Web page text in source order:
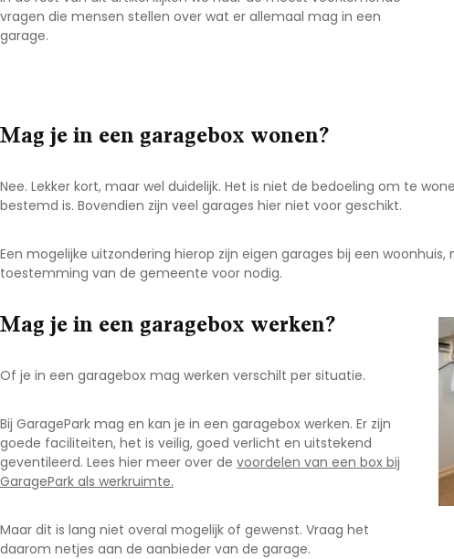
vragen die mensen stellen over wat er allemaal mag in een
garage.
Mag je in een garagebox wonen?
Nee. Lekker kort, maar wel duidelijk. Het is niet de bedoeling om te
bestemd is. Bovendien zijn veel garages hier niet voor geschikt.
Een mogelijke uitzondering hierop zijn eigen garages bij een
toestemming van de gemeente voor nodig.
Mag je in een garagebox werken?
Of je in een garagebox mag werken verschilt per situatie.
Bij GaragePark mag en kan je in een garagebox werken. Er zijn
goede faciliteiten, het is veilig, goed verlicht en uitstekend
geventileerd. Lees hier meer over de voordelen van een box bij
GaragePark als werkruimte.
Maar dit is lang niet overal mogelijk of gewenst. Vraag het
daarom netjes aan de aanbieder van de garage.